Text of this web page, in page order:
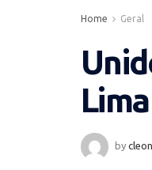
Home Geral
Lima
by